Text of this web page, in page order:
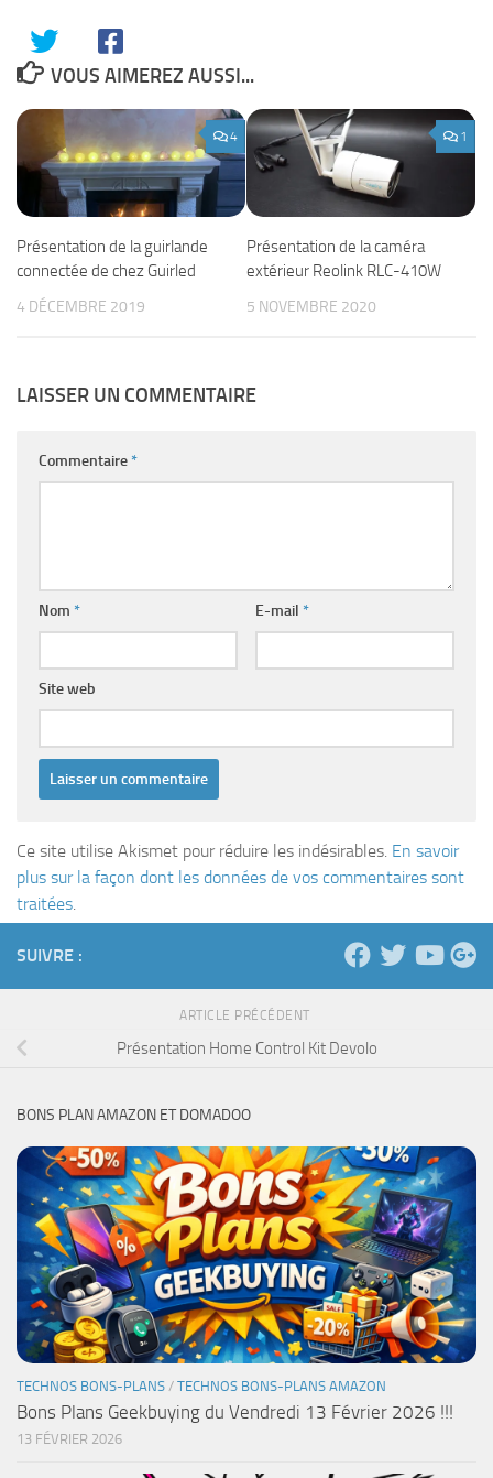
VOUS AIMEREZ AUSSI...
4
Présentation de la guirlande
connectée de chez Guirled
4 DÉCEMBRE 2019
1
Présentation de la caméra
extérieur Reolink RLC-410W
5 NOVEMBRE 2020
LAISSER UN COMMENTAIRE
Commentaire*
Nom * E-mail *
Site web
Ce site utilise Akismet pour réduire les indésirables. En savoir
plus sur la façon dont les données de vos commentaires sont
traitées.
SUIVRE :
ARTICLE PRÉCÉDENT
Présentation Home Control Kit Devolo
BONS PLAN AMAZON ET DOMADOO
TECHNOS BONS-PLANS / TECHNOS BONS-PLANS AMAZON
Bons Plans Geekbuying du Vendredi 13 Février 2026 !!!
13 FÉVRIER 2026